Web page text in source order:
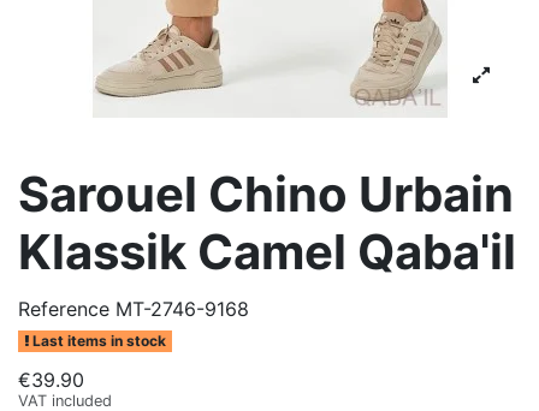
Sarouel Chino Urbain
Klassik Camel Qaba'il
Reference MT-2746-9168
Last items in stock
€39.90
VAT included